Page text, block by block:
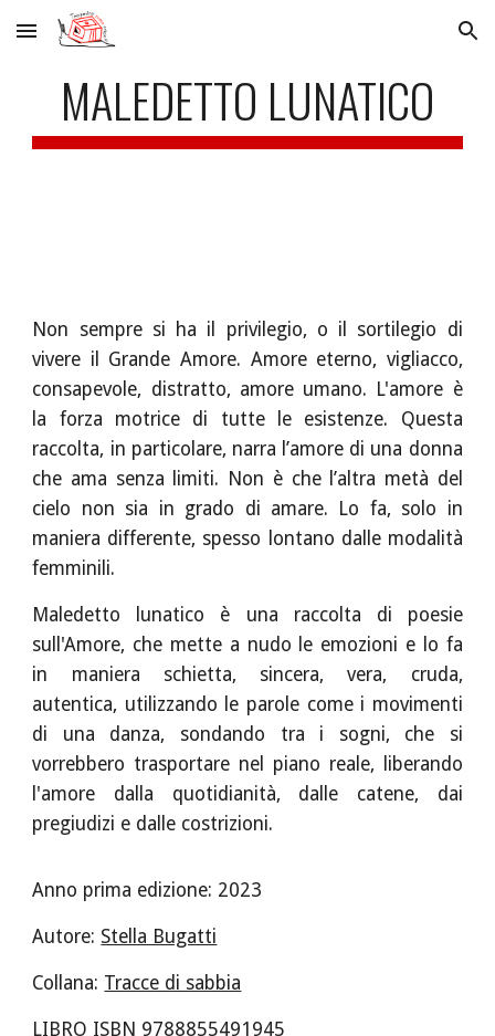
Skip to main content Skip to navigation
MALEDETTO LUNATICO
Non sempre si ha il privilegio, o il sortilegio di
vivere il Grande Amore. Amore eterno, vigliacco,
consapevole, distratto, amore umano. L'amore è
la forza motrice di tutte le esistenze. Questa
raccolta, in particolare, narra l’amore di una donna
che ama senza limiti. Non è che l’altra metà del
cielo non sia in grado di amare. Lo fa, solo in
maniera differente, spesso lontano dalle modalità
femminili.
Maledetto lunatico è una raccolta di poesie
sull'Amore, che mette a nudo le emozioni e lo fa
in maniera schietta, sincera, vera, cruda,
autentica, utilizzando le parole come i movimenti
di una danza, sondando tra i sogni, che si
vorrebbero trasportare nel piano reale, liberando
l'amore dalla quotidianità, dalle catene, dai
pregiudizi e dalle costrizioni.
Anno prima edizione: 2023
Autore: Stella Bugatti
Collana: Tracce di sabbia
LIBRO ISBN 9788855491 945